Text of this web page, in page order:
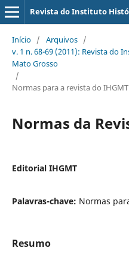
Revista do Instituto
Início / Arquivos /
v. 1 n. 68-69 (2011): Revista do
Mato Grosso
/
Normas para a revista do IHGMT
Normas da
Editorial IHGMT
Palavras-chave: Normas
Resumo